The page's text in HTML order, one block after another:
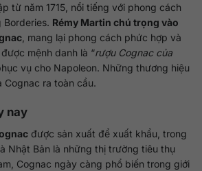
từ năm 1715, nổi tiếng với phong cách
Rémy Martin chú trọng vào
, mang lại phong cách phức hợp và
được mệnh danh là “rượu Cognac của
vụ cho Napoleon. Những thương hiệu
ra toàn cầu.
nay
được sản xuất để xuất khẩu, trong
Nhật Bản là những thị trường tiêu thụ
Cognac ngày càng phổ biến trong giới